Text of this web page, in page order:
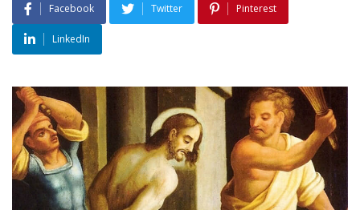
Facebook Twitter Pinterest
LinkedIn